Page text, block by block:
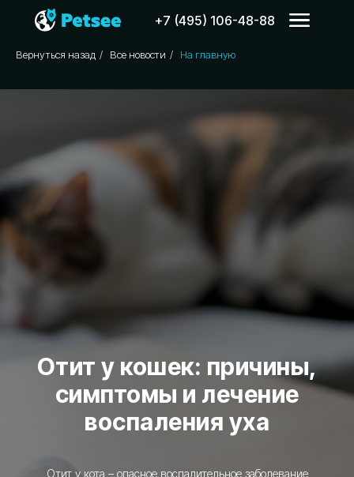
+7 (495) 106-48-88
Вернуться назад / Все новости / На главную
Отит у кошек: причины,
симптомы и лечение
воспаления уха
Отит у кота – опасное воспалительное заболевание